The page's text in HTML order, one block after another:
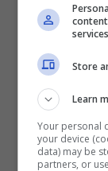
Figlio di
potenziale
non un
Store
Learn
Your personal
your device
data) may be
partners, or